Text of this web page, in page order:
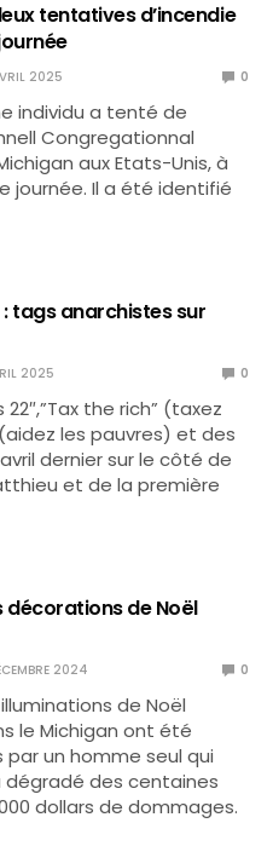
tentatives d’incendie
2025 0
individu a tenté de
Congregationnal
aux Etats-Unis, à
journée. Il a été identifié
tags anarchistes sur
2025 0
the rich” (taxez
les pauvres) et des
dernier sur le côté de
et de la première
décorations de Noël
2024 0
de Noël
le Michigan ont été
un homme seul qui
des centaines
dollars de dommages.